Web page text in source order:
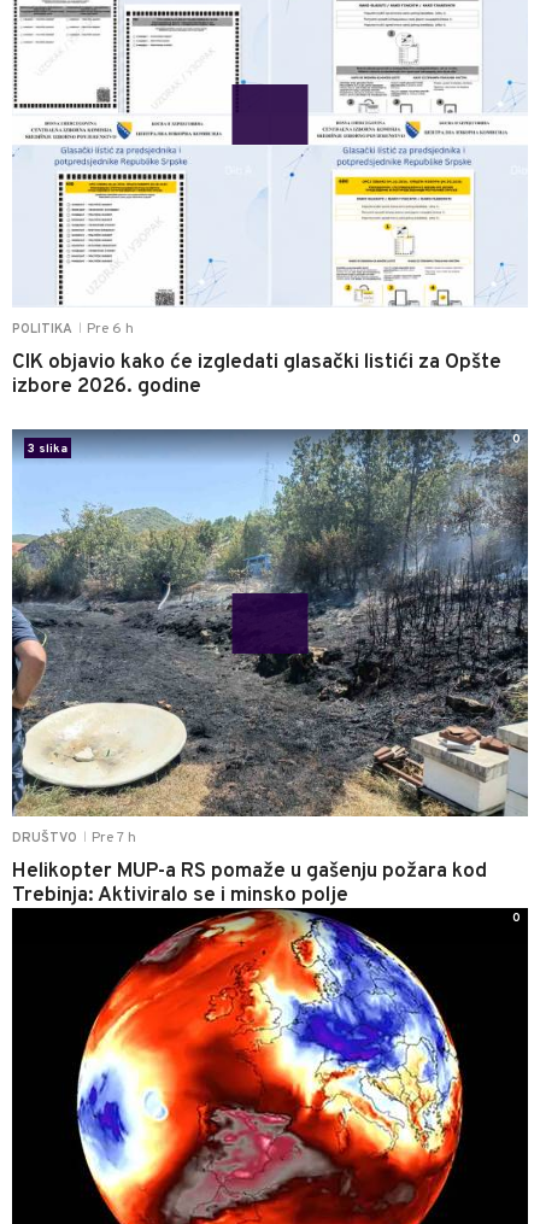
POLITIKA Pre 6 h
CIK objavio kako će izgledati glasački listići za Opšte
izbore 2026. godine
DRUŠTVO Pre 7 h
Helikopter MUP-a RS pomaže u gašenju požara kod
Trebinja: Aktiviralo se i minsko polje
3 slika
0
0